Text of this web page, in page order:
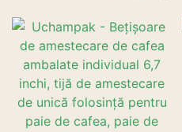
Accesorii6